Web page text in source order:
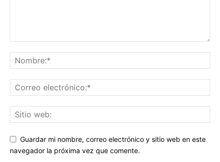
Guardar mi nombre, correo electrónico y sitio web en este
navegador la próxima vez que comente.